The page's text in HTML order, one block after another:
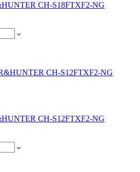
CH-S18FTXF2-NG
CH-S12FTXF2-NG